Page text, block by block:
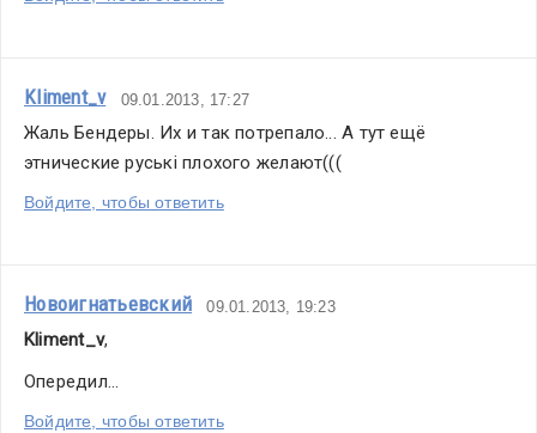
Kliment_v 09.01.2013, 17:27
Жаль Бендеры. Их и так потрепало... А тут ещё
этнические руські плохого желают(((
Войдите, чтобы ответить
Новоигнатьевский 09.01.2013, 19:23
Kliment_v,
Опередил...
Войдите, чтобы ответить